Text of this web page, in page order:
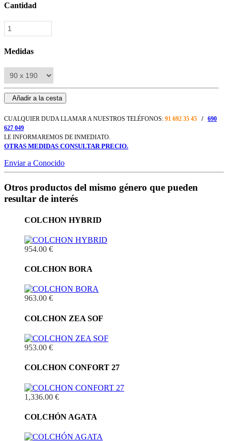
Cantidad
Medidas
Añadir a la cesta
CUALQUIER DUDA LLAMAR A NUESTROS TELÉFONOS: 91 692 35 45 / 690
627 049
LE INFORMAREMOS DE INMEDIATO.
OTRAS MEDIDAS CONSULTAR PRECIO.
Enviar a Conocido
Otros productos del mismo género que pueden
resultar de interés
COLCHON HYBRID
954.00 €
COLCHON BORA
963.00 €
COLCHON ZEA SOF
953.00 €
COLCHON CONFORT 27
1,336.00 €
COLCHÓN AGATA